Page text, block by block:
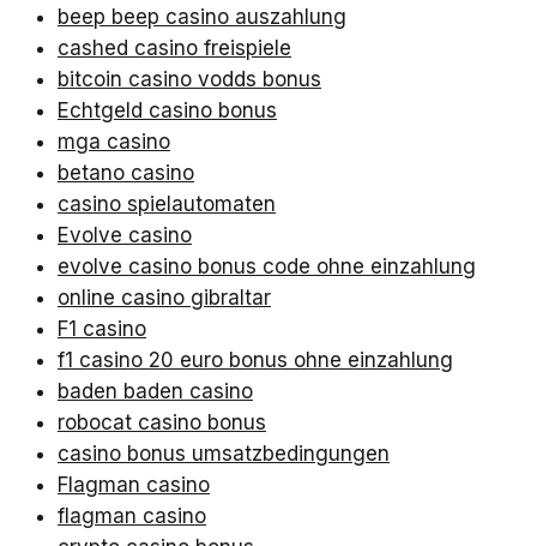
beep beep casino auszahlung
cashed casino freispiele
bitcoin casino vodds bonus
Echtgeld casino bonus
mga casino
betano casino
casino spielautomaten
Evolve casino
evolve casino bonus code ohne einzahlung
online casino gibraltar
F1 casino
f1 casino 20 euro bonus ohne einzahlung
baden baden casino
robocat casino bonus
casino bonus umsatzbedingungen
Flagman casino
flagman casino